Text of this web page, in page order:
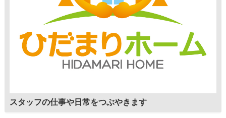
スタッフの仕事や日常をつぶやきます